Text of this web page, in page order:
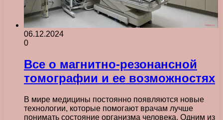
06.12.2024
0
Все о магнитно-резонансной
томографии и ее возможностях
В мире медицины постоянно появляются новые
технологии, которые помогают врачам лучше
понимать состояние организма человека. Одним из